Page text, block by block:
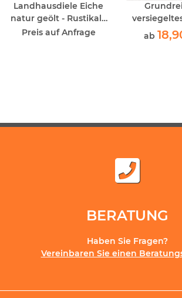
Landhausdiele Eiche
natur geölt - Rustikal -
Click
Preis auf Anfrage ab
BERATUNG
Haben Sie Fragen?
Vereinbaren Sie einen